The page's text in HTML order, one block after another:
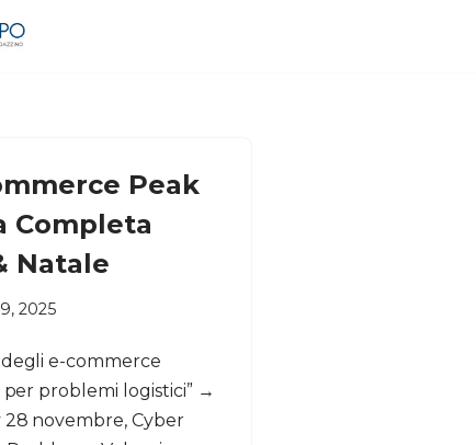
Peak
Completa
Natale
2025
e-commerce
per problemi logistici” →
28 novembre, Cyber